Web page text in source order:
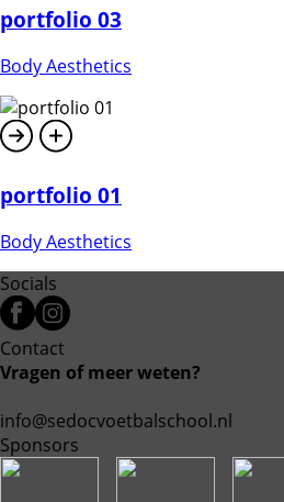
portfolio 03
Body Aesthetics
portfolio 01
Body Aesthetics
Socials
Contact
Vragen of meer weten?
info@sedocvoetbalschool.nl
Sponsors